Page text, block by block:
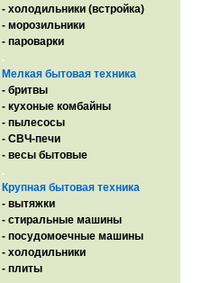
- холодильники (встройка)
- морозильники
- пароварки
.
Мелкая бытовая техника
- бритвы
- кухоные комбайны
- пылесосы
- СВЧ-печи
- весы бытовые
.
Крупная бытовая техника
- вытяжки
- стиральные машины
- посудомоечные машины
- холодильники
- плиты